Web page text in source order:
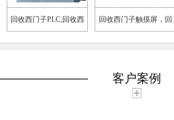
回收西门子PLC,回收西
门子数字量模块，回收
回收西门子触摸屏，回
收西门子工业屏，回收
客户案例